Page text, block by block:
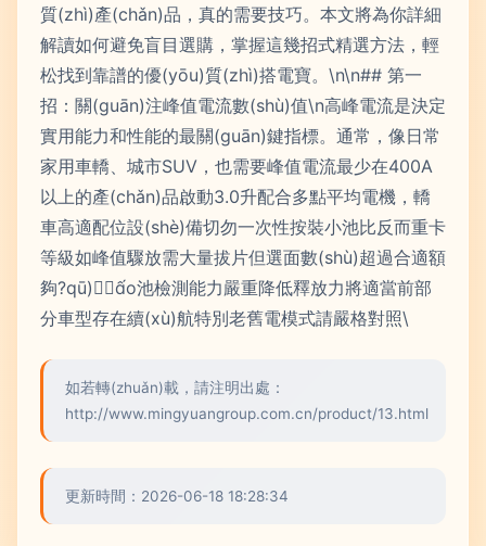
質(zhì)產(chǎn)品，真的需要技巧。本文將為你詳細
解讀如何避免盲目選購，掌握這幾招式精選方法，輕
松找到靠譜的優(yōu)質(zhì)搭電寶。\n\n## 第一
招：關(guān)注峰值電流數(shù)值\n高峰電流是決定
實用能力和性能的最關(guān)鍵指標。通常，像日常
家用車轎、城市SUV，也需要峰值電流最少在400A
以上的產(chǎn)品啟動3.0升配合多點平均電機，轎
車高適配位設(shè)備切勿一次性按裝小池比反而重卡
等級如峰值驟放需大量拔片但選面數(shù)超過合適額
夠?qū)o池檢測能力嚴重降低釋放力將適當前部
分車型存在續(xù)航特別老舊電模式請嚴格對照\
如若轉(zhuǎn)載，請注明出處：
http://www.mingyuangroup.com.cn/product/13.html
更新時間：2026-06-18 18:28:34